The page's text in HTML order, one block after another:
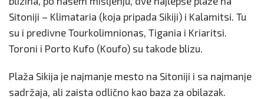
Sitoniji – Klimataria (koja pripada Sikiji) i Kalamitsi. Tu
su i predivne Tourkolimnionas, Tigania i Kriaritsi.
Toroni i Porto Kufo (Koufo) su takode blizu.
Plaža Sikija je najmanje mesto na Sitoniji i sa najmanje
sadržaja, ali zaista odlično kao baza za obilazak.